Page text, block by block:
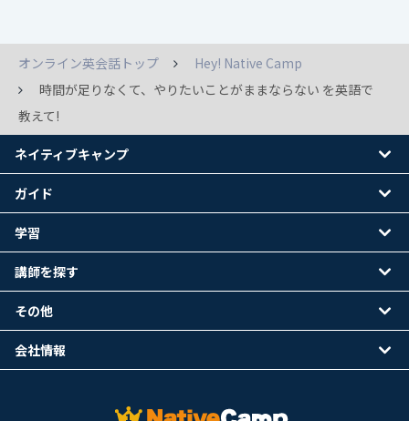
オンライン英会話トップ
Hey! Native Camp
時間が足りなくて、やりたいことがままならない を英語で
教えて!
ネイティブキャンプ
ガイド
学習
講師を探す
その他
会社情報